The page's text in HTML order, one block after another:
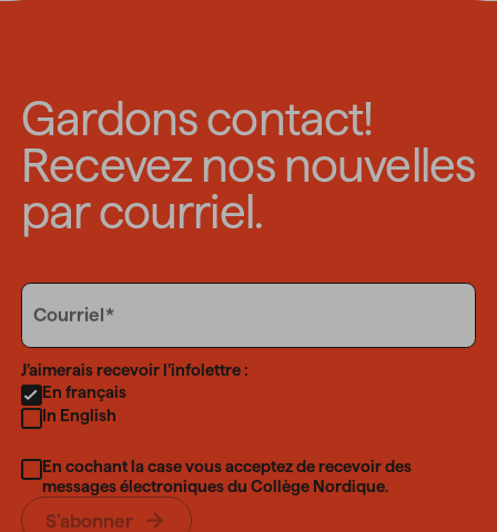
Gardons contact!
Recevez nos nouvelles
par courriel.
Email
Courriel
Language
J’aimerais recevoir l’infolettre :
En français
In English
En cochant la case vous acceptez de recevoir des
messages électroniques du Collège Nordique.
S’abonner